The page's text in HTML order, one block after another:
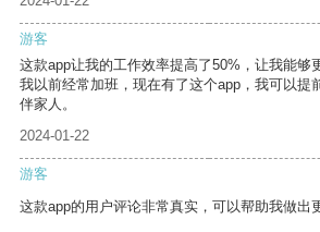
游客
这款app让我的工作效率提高了50%，让我能够
我以前经常加班，现在有了这个app，我可以提
伴家人。
2024-01-22
游客
这款app的用户评论非常真实，可以帮助我做出